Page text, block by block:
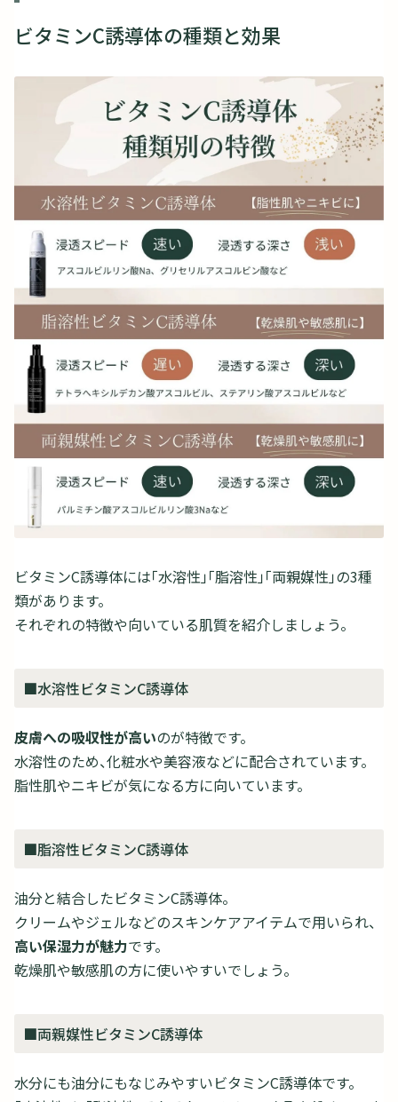
ビタミンC誘導体の種類と効果
ビタミンC誘導体には「水溶性」「脂溶性」「両親媒性」の3種
類があります。
それぞれの特徴や向いている肌質を紹介しましょう。
■水溶性ビタミンC誘導体
皮膚への吸収性が高いのが特徴です。
水溶性のため、化粧水や美容液などに配合されています。
脂性肌やニキビが気になる方に向いています。
■脂溶性ビタミンC誘導体
油分と結合したビタミンC誘導体。
クリームやジェルなどのスキンケアアイテムで用いられ、
高い保湿力が魅力です。
乾燥肌や敏感肌の方に使いやすいでしょう。
■両親媒性ビタミンC誘導体
水分にも油分にもなじみやすいビタミンC誘導体です。